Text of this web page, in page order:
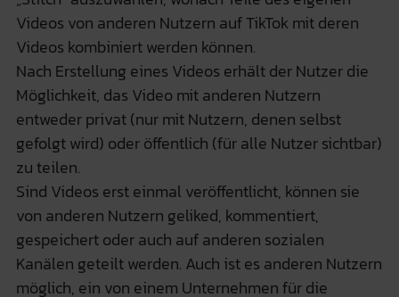
Videos von anderen Nutzern auf TikTok mit deren
Videos kombiniert werden können.
Nach Erstellung eines Videos erhält der Nutzer die
Möglichkeit, das Video mit anderen Nutzern
entweder privat (nur mit Nutzern, denen selbst
gefolgt wird) oder öffentlich (für alle Nutzer sichtbar)
zu teilen.
Sind Videos erst einmal veröffentlicht, können sie
von anderen Nutzern geliked, kommentiert,
gespeichert oder auch auf anderen sozialen
Kanälen geteilt werden. Auch ist es anderen Nutzern
möglich, ein von einem Unternehmen für die